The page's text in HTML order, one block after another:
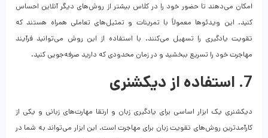
امکان می‌دهند تا حضور خود را در کلاس بیشتر از روش‌های دیگر آنلاین احساس
کنید. این ویدئوها معمولاً با تمرینات و تمثیل‌های تعاملی همراه هستند که
تقویت یادگیری را تسهیل می‌کنند. با استفاده از این روش می‌توانید فرآیند
مهاجرت خود را تسریع ببخشید و در زمان محدودی که دارید صرفه‌جویی کنید.
7. استفاده از دیکشنری
دیکشنری یک ابزار اساسی برای یادگیری زبان و ارتقا مهارت‌های زبانی و یکی از
کارآمدترین روش‌های تقویت زبان برای مهاجرت است. این ابزار می‌تواند به شما در